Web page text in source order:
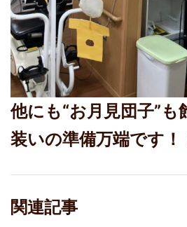
他にも“お月見団子”も
装いの準備万端です！
関連記事